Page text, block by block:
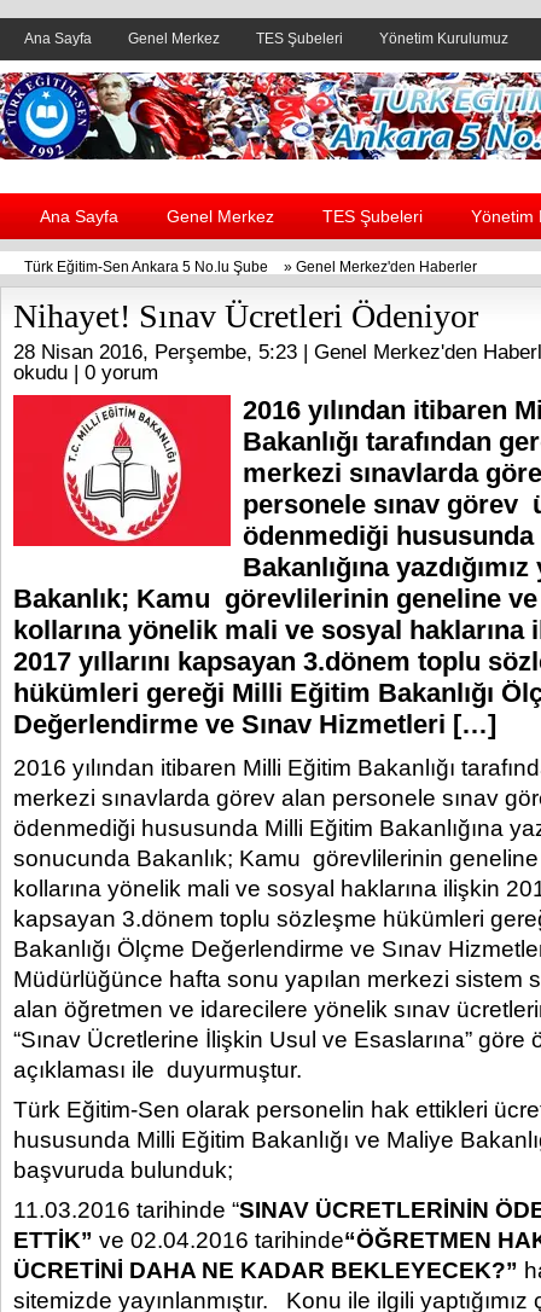
Ana Sayfa Genel Merkez TES Şubeleri Yönetim Kurulumuz
Header yanı reklam alanı
Ana Sayfa Genel Merkez TES Şubeleri Yönetim
Türk Eğitim-Sen Ankara 5 No.lu Şube » Genel Merkez'den Haberler
Nihayet! Sınav Ücretleri Ödeniyor
28 Nisan 2016, Perşembe, 5:23 | Genel Merkez'den
okudu | 0 yorum
2016 yılından itibaren
Bakanlığı tarafından
merkezi sınavlarda
personele sınav görev
ödenmediği
Bakanlığına
Bakanlık; Kamu görevlilerinin geneline
kollarına yönelik mali ve sosyal haklarına
2017 yıllarını kapsayan 3.dönem toplu
hükümleri gereği Milli Eğitim Bakanlığı
Değerlendirme ve Sınav Hizmetleri […]
2016 yılından itibaren Milli Eğitim Bakanlığı
merkezi sınavlarda görev alan personele sınav
ödenmediği hususunda Milli Eğitim Bakanlığına
sonucunda Bakanlık; Kamu görevlilerinin
kollarına yönelik mali ve sosyal haklarına ilişkin
kapsayan 3.dönem toplu sözleşme hükümleri
Bakanlığı Ölçme Değerlendirme ve Sınav
Müdürlüğünce hafta sonu yapılan merkezi sistem
alan öğretmen ve idarecilere yönelik sınav
“Sınav Ücretlerine İlişkin Usul ve Esaslarına” göre
açıklaması ile duyurmuştur.
Türk Eğitim-Sen olarak personelin hak ettikleri
hususunda Milli Eğitim Bakanlığı ve Maliye
başvuruda bulunduk;
11.03.2016 tarihinde “SINAV ÜCRETLERİNİN
ETTİK” ve 02.04.2016 tarihinde“ÖĞRETMEN
ÜCRETİNİ DAHA NE KADAR BEKLEYECEK?”
sitemizde yayınlanmıştır. Konu ile ilgili yaptığımız